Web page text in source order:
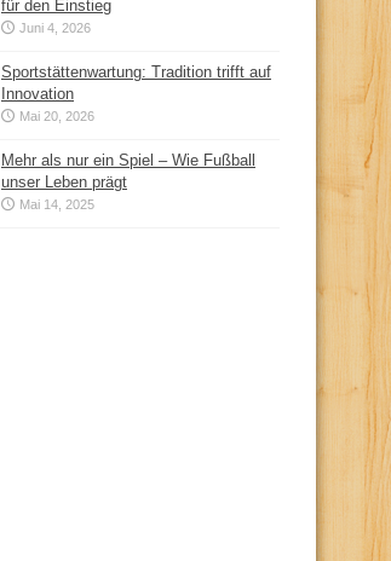
für den Einstieg
Juni 4, 2026
Sportstättenwartung: Tradition trifft auf
Innovation
Mai 20, 2026
Mehr als nur ein Spiel – Wie Fußball
unser Leben prägt
Mai 14, 2025